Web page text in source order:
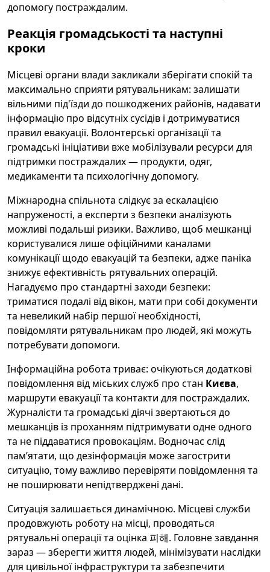
допомогу постраждалим.
Реакція громадськості та наступні
кроки
Місцеві органи влади закликали зберігати спокій та
максимально сприяти рятувальникам: залишати
вільними під'їзди до пошкоджених районів, надавати
інформацію про відсутніх сусідів і дотримуватися
правил евакуації. Волонтерські організації та
громадські ініціативи вже мобілізували ресурси для
підтримки постраждалих — продукти, одяг,
медикаменти та психологічну допомогу.
Міжнародна спільнота слідкує за ескалацією
напруженості, а експерти з безпеки аналізують
можливі подальші ризики. Важливо, щоб мешканці
користувалися лише офіційними каналами
комунікації щодо евакуацій та безпеки, адже паніка
знижує ефективність рятувальних операцій.
Нагадуємо про стандартні заходи безпеки:
триматися подалі від вікон, мати при собі документи
та невеликий набір першої необхідності,
повідомляти рятувальникам про людей, які можуть
потребувати допомоги.
Інформаційна робота триває: очікуються додаткові
повідомлення від міських служб про стан Києва,
маршрути евакуації та контакти для постраждалих.
Журналісти та громадські діячі звертаються до
мешканців із проханням підтримувати одне одного
та не піддаватися провокаціям. Водночас слід
пам’ятати, що дезінформація може загострити
ситуацію, тому важливо перевіряти повідомлення та
не поширювати непідтверджені дані.
Ситуація залишається динамічною. Місцеві служби
продовжують роботу на місці, проводяться
рятувальні операції та оцінка 피해. Головне завдання
зараз — зберегти життя людей, мінімізувати наслідки
для цивільної інфраструктури та забезпечити